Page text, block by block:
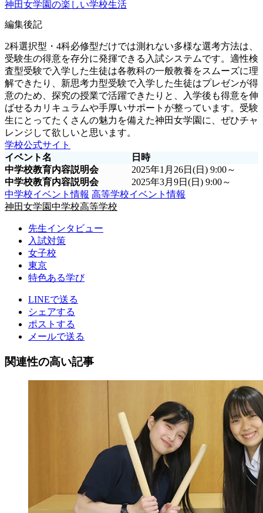
神田女学園の楽しい学校生活
編集後記
2科選択型・4科必修型だけでは測れない多様な選考方法は、
受験生の得意を存分に発揮できる入試システムです。適性検
査型受験で入学した生徒は各教科の一般教養をスムーズに理
解できたり、新思考力型受験で入学した生徒はプレゼンが得
意のため、探究の授業で活躍できたりと、入学後も得意を伸
ばせるカリキュラムや手厚いサポートが整っています。受験
生にとってたくさんの魅力を備えた神田女学園に、ぜひチャ
レンジして欲しいと思います。
学校公式サイト
イベント名
日時
中学校教育内容説明会
2025年1月26日(日) 9:00～
中学校教育内容説明会
2025年3月9日(日) 9:00～
中学校イベント情報 高等学校イベント情報
神田女学園中学校高等学校
先生インタビュー
入試対策
女子校
東京
特色ある学び
LINEで送る
シェアする
ポストする
メールで送る
関連性の高い記事